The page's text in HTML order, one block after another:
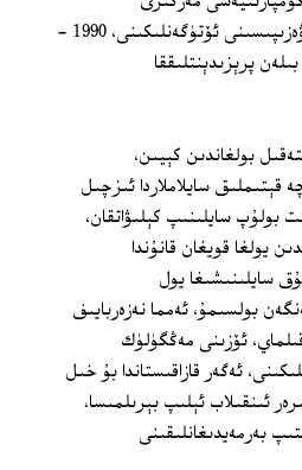
كومىتېتىنىڭ باش سېكرېتارلىق ۋەزىپىسىنى ئۆتۈگەنلىكىنى، 1990 -
پرېزىدېنتلىققا
بولغاندىن كېيىن،
قېتىملىق سايلاملاردا ئىزچىل
بولۇپ سايلىنىپ كېلىۋاتقان،
يولغا قويغان قانۇندا
سايلىنىشىغا يول
بولسىمۇ، ئەمما نەزەربايىف
ئۆزىنى مەڭگۈلۈك
ئەگەر قازاقىستاندا بۇ خىل
ئىنقىلاب ئېلىپ بېرىلمىسا،
بەرمەيدىغانلىقىنى